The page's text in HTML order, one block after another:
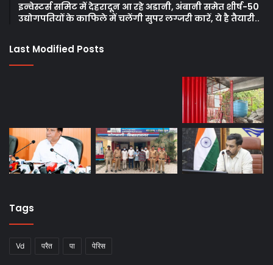
इन्वेस्टर्स समिट में देहरादून आ रहे अडानी, अंबानी समेत शीर्ष-50
उद्योगपतियों के काफिले में चलेंगी सुपर लग्जरी कारें, ये है तैयारी..
Last Modified Posts
Tags
Vd परैत पा पेरिस